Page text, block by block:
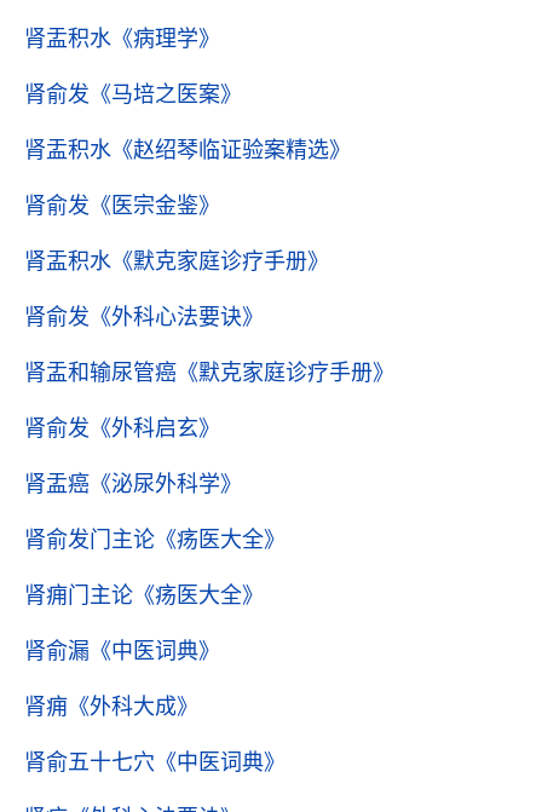
肾盂积水 《病理学》
肾俞发 《马培之医案》
肾盂积水 《赵绍琴临证验案精选》
肾俞发 《医宗金鉴》
肾盂积水 《默克家庭诊疗手册》
肾俞发 《外科心法要诀》
肾盂和输尿管癌 《默克家庭诊疗手册》
肾俞发 《外科启玄》
肾盂癌 《泌尿外科学》
肾俞发门主论 《疡医大全》
肾痈门主论 《疡医大全》
肾俞漏 《中医词典》
肾痈 《外科大成》
肾俞五十七穴 《中医词典》